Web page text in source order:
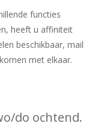
functies
heeft u affiniteit
beschikbaar, mail
met elkaar.
do ochtend.